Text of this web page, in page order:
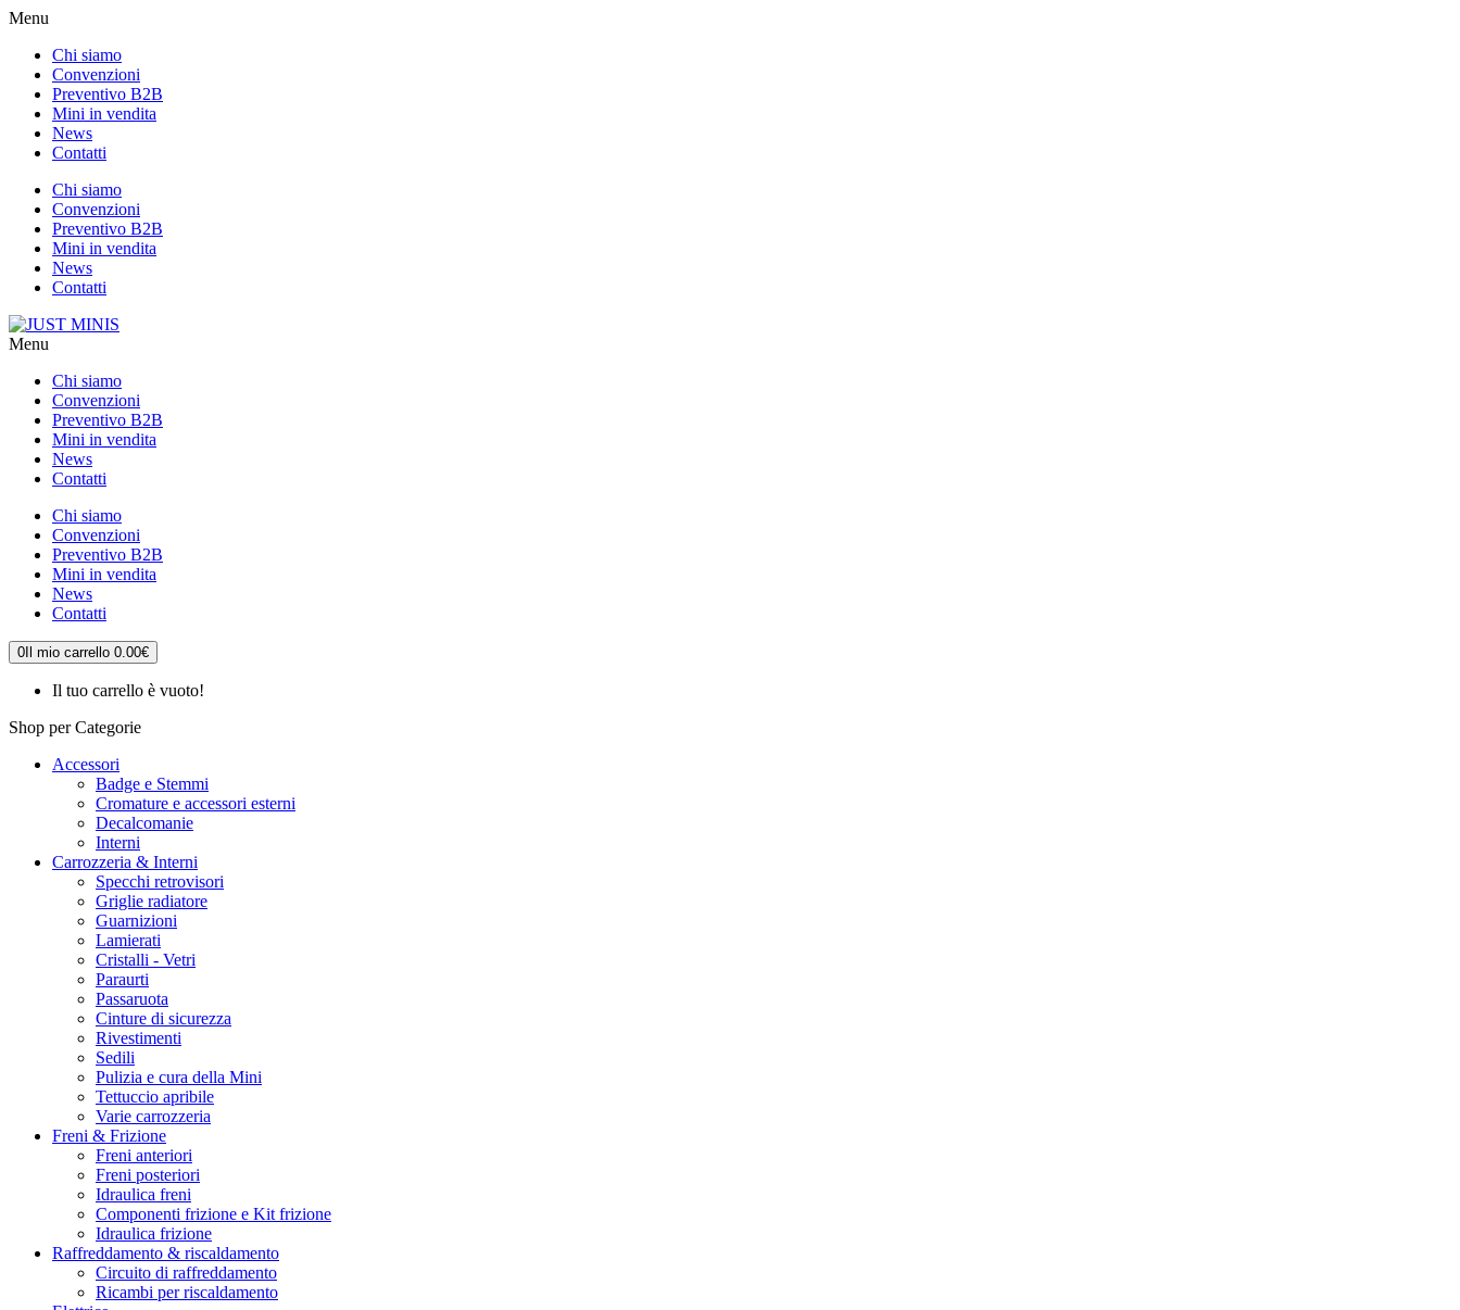
Menu
Chi siamo
Convenzioni
Preventivo B2B
Mini in vendita
News
Contatti
Chi siamo
Convenzioni
Preventivo B2B
Mini in vendita
News
Contatti
Menu
Chi siamo
Convenzioni
Preventivo B2B
Mini in vendita
News
Contatti
Chi siamo
Convenzioni
Preventivo B2B
Mini in vendita
News
Contatti
0 Il mio carrello 0.00€
Il tuo carrello è vuoto!
Shop per Categorie
Accessori
Badge e Stemmi
Cromature e accessori esterni
Decalcomanie
Interni
Carrozzeria & Interni
Specchi retrovisori
Griglie radiatore
Guarnizioni
Lamierati
Cristalli - Vetri
Paraurti
Passaruota
Cinture di sicurezza
Rivestimenti
Sedili
Pulizia e cura della Mini
Tettuccio apribile
Varie carrozzeria
Freni & Frizione
Freni anteriori
Freni posteriori
Idraulica freni
Componenti frizione e Kit frizione
Idraulica frizione
Raffreddamento & riscaldamento
Circuito di raffreddamento
Ricambi per riscaldamento